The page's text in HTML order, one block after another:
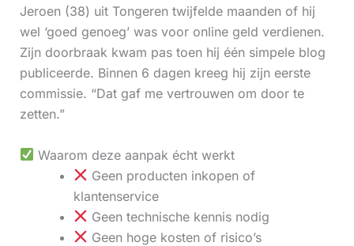
Jeroen (38) uit Tongeren twijfelde maanden of hij
wel ‘goed genoeg’ was voor online geld verdienen.
Zijn doorbraak kwam pas toen hij één simpele blog
publiceerde. Binnen 6 dagen kreeg hij zijn eerste
commissie. “Dat gaf me vertrouwen om door te
zetten.”
Waarom deze aanpak écht werkt
Geen producten inkopen of
klantenservice
Geen technische kennis nodig
Geen hoge kosten of risico’s